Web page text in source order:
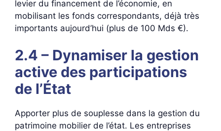
levier du financement de l’économie, en
mobilisant les fonds correspondants, déjà très
importants aujourd’hui (plus de 100 Mds €).
2.4 – Dynamiser la gestion
active des participations
de l’État
Apporter plus de souplesse dans la gestion du
patrimoine mobilier de l’état. Les entreprises